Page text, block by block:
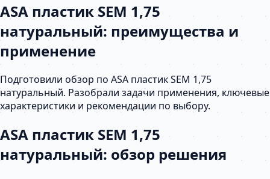
ASA пластик SEM 1,75
натуральный: преимущества и
применение
Подготовили обзор по ASA пластик SEM 1,75
натуральный. Разобрали задачи применения, ключевые
характеристики и рекомендации по выбору.
ASA пластик SEM 1,75
натуральный: обзор решения